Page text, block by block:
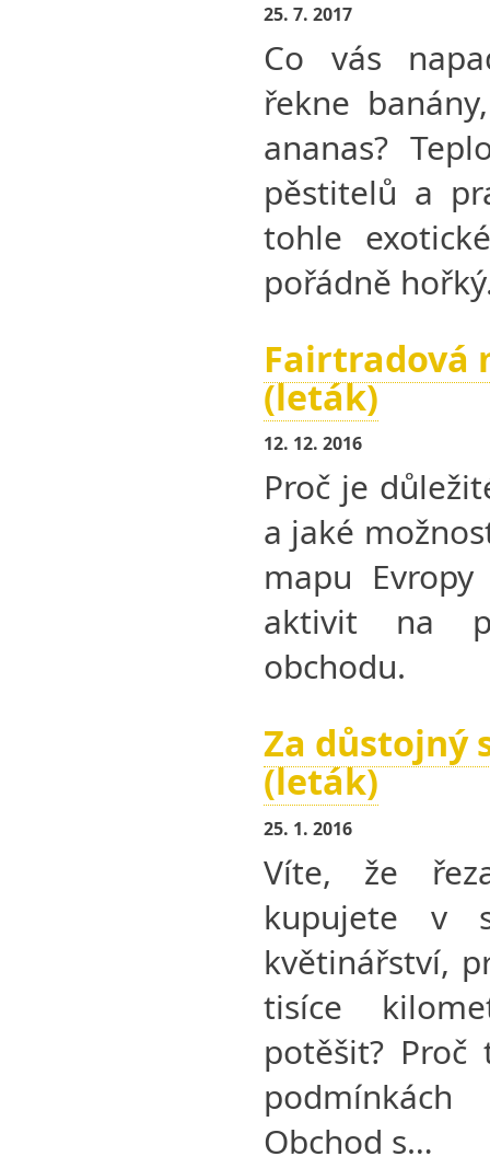
25. 7. 2017
Co vás
řekne
ananas?
pěstitelů a
tohle
pořádně
Fairtradová
(leták)
12. 12. 2016
Proč je
a jaké
mapu
aktivit na
obchodu.
Za důstojný
(leták)
25. 1. 2016
Víte, že
kupujete v
květinářství,
tisíce
potěšit?
Obchod s…